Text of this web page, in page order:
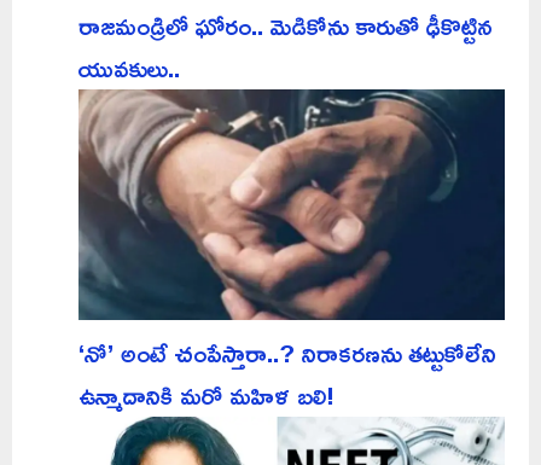
రాజమండ్రిలో ఘోరం.. మెడికోను కారుతో ఢీకొట్టిన
యువకులు..
‘నో’ అంటే చంపేస్తారా..? నిరాకరణను తట్టుకోలేని
ఉన్మాదానికి మరో మహిళ బలి!